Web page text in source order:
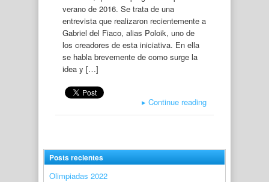
verano de 2016. Se trata de una
entrevista que realizaron recientemente a
Gabriel del Fiaco, alias Poloik, uno de
los creadores de esta iniciativa. En ella
se habla brevemente de como surge la
idea y […]
▸ Continue reading
Posts recientes
Olimpiadas 2022